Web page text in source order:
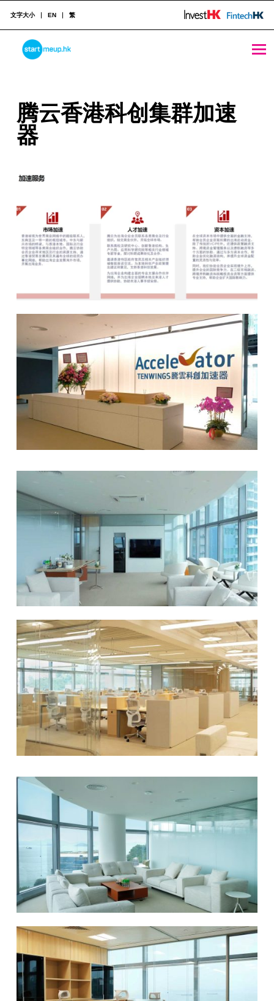
腾云香港科创集群加速器 - StartmeupHK
STARTMEUPHK
STARTMEUPHK FESTIVAL IS THE LEADING STARTUP AND INNOVATION CONFERENCE EVENT IN HONG KONG
文字大小 EN 繁
腾
云
港
科
创
集
群
加
速
器
腾云香港科创集群加速
器